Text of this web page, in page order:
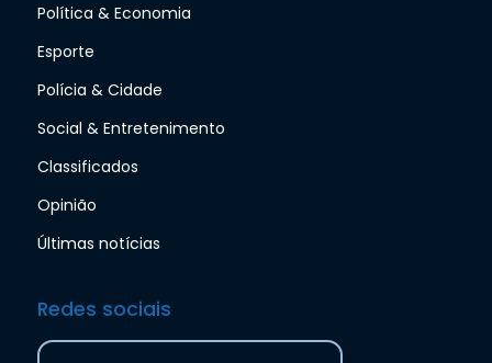
Política & Economia
Esporte
Polícia & Cidade
Social & Entretenimento
Classificados
Opinião
Últimas notícias
Redes sociais